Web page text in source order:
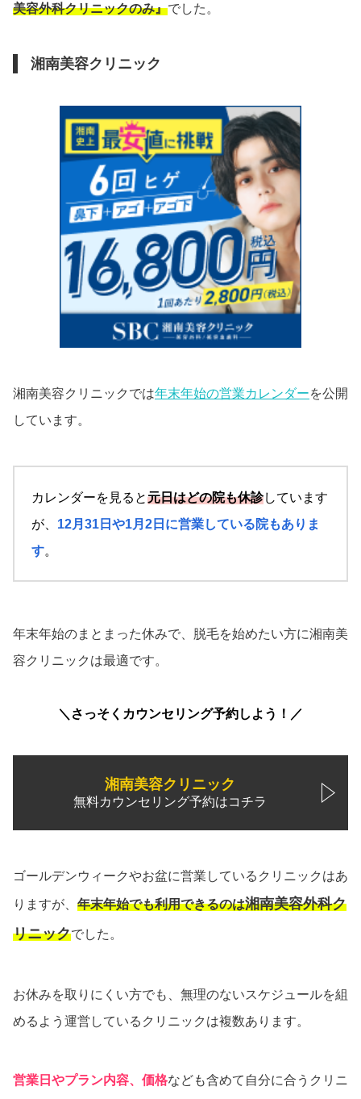
美容外科クリニックのみ』でした。
湘南美容クリニック
湘南美容クリニックでは年末年始の営業カレンダーを公開
しています。
カレンダーを見ると元日はどの院も休診しています
が、 12月31日や1月2日に営業している院もありま
す。
年末年始のまとまった休みで、脱毛を始めたい方に湘南美
容クリニックは最適です。
＼さっそくカウンセリング予約しよう！／
湘南美容クリニック
無料カウンセリング予約はコチラ
ゴールデンウィークやお盆に営業しているクリニックはあ
りますが、 年末年始でも利用できるのは湘南美容外科ク
リニックでした。
お休みを取りにくい方でも、無理のないスケジュールを組
めるよう運営しているクリニックは複数あります。
営業日やプラン内容、価格なども含めて自分に合うクリニ